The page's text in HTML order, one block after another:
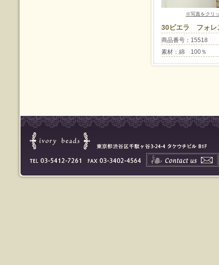
※写真をクリ
30ビエラ フォ
商品番号：15518
素材：綿 100％